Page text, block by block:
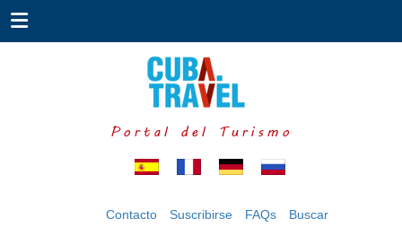
Portal del Turismo
Contacto Suscribirse FAQs Buscar